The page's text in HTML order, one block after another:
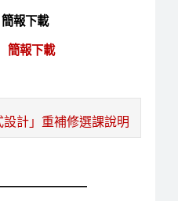
簡報下載
簡報下載
計」重補修選課說明